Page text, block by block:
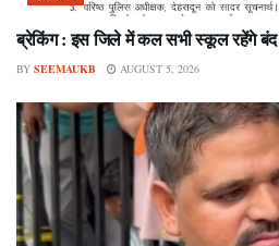
ब्रेकिंग : इस जिले में कल सभी स्कूल रहेंगे बंद
BY SEEMAUKB AUGUST 5, 2026